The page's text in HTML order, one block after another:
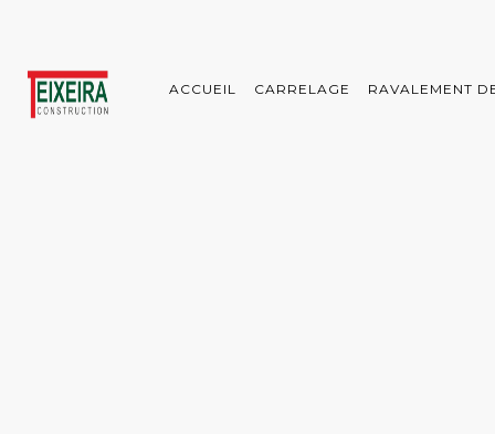
ACCUEIL CARRELAGE RAVALEMENT